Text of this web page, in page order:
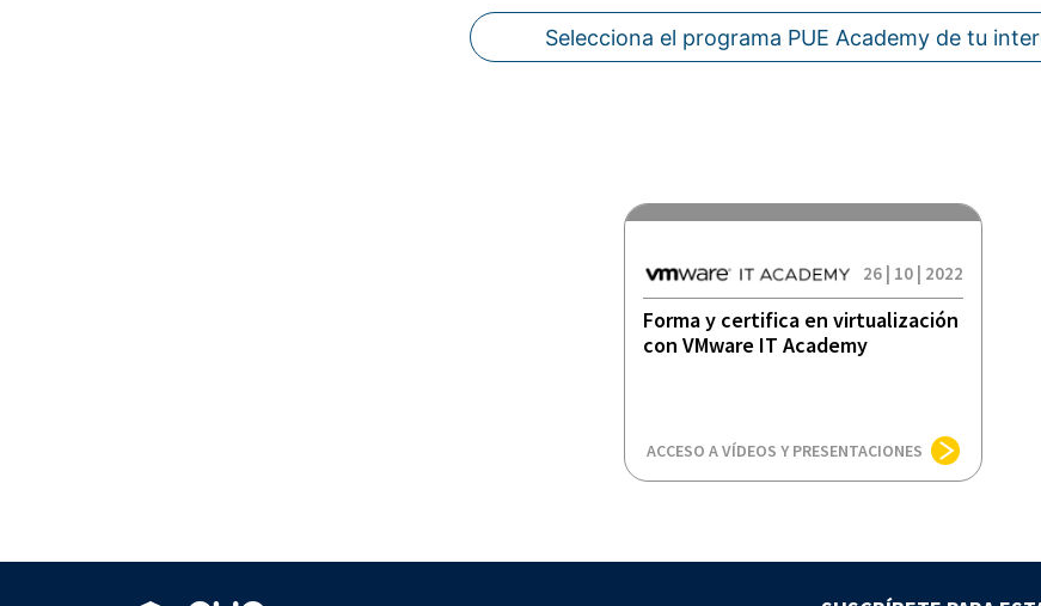
Selecciona el programa PUE Academy de tu
26 | 10 | 2022
Forma y certifica en virtualización
con VMware IT Academy
ACCESO A VÍDEOS Y PRESENTACIONES